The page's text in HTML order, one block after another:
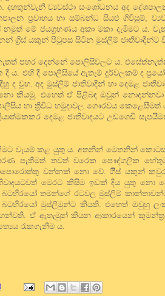
ව්‍යවස්ථා සංශෝධනය අද
ප්‍රවාහය හා සම්බන්ධ සියළු ගිවිසුම්,
මේ ජයග්‍රහණය අකා මකා දැමීමට ය.
ග්‍රීස් යකුන් පිටුපස සිටින මුස්ලිම්
පහර දෙන්නේ පොලිසිවලට ය.
දී ය. එහි දී පොලීසියේ ඇතැම් දුර්වලකම් ද
ද වුහ. අද මුස්ලිම් ජාතිවාදීන් හා දෙමළ
කියමු. එහෙත් ඒ පිළිබඳ ඔවුන්
හා ත්‍රිවිධ හමුදාවල ගෞරවය
දෙමළ ජාතිවාදයට උඩගෙඩි
වෑයම් කළ යුතු ය. අතනින් මෙතනින්
පැතීමත් තවත් වරෙක පෞද්ගලික
වන්නක් නො වේ. ගීිස් යකුන්
මෙරට කිසිම ඉඩක් දිය යුතු
තමන්ගේ රටවල මුස්ලිම්
මුස්ලිමුන්ට කියති. එහෙත් ඔවුහු
ඒ ඇතැමුන් කියන ආකාරයෙන්
රැකගැනීම ය.